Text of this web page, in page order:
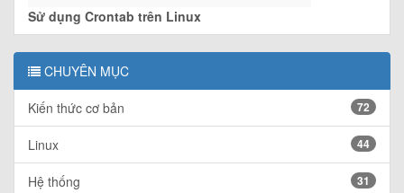
Sử dụng Crontab trên Linux
CHUYÊN MỤC
Kiến thức cơ bản 72
Linux 44
Hệ thống 31